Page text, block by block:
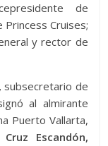
de
Cruises;
y rector de
subsecretario de
al almirante
Puerto Vallarta,
Escandón,